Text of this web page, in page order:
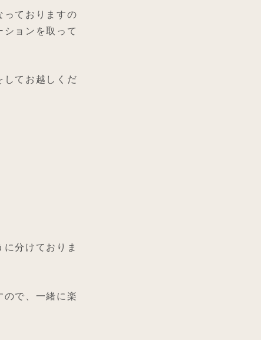
っておりますの
ョンを取って
してお越しくだ
分けておりま
ので、一緒に楽